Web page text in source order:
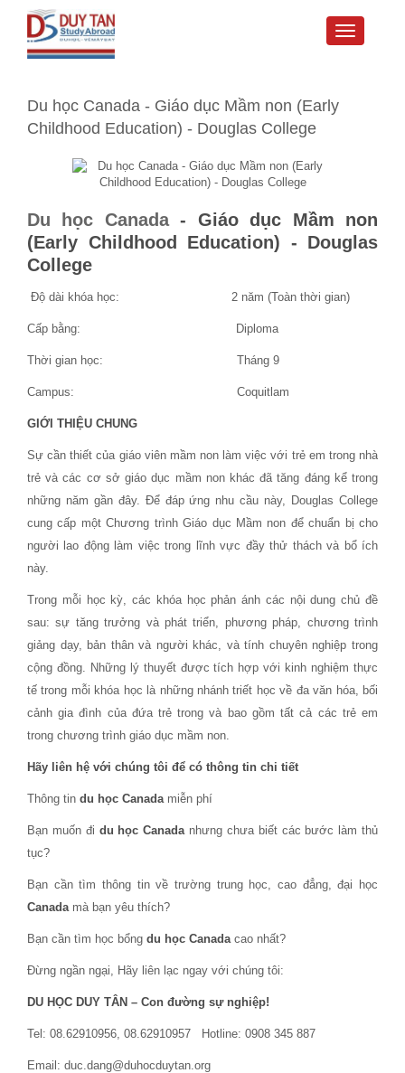
Toggle
Du học Canada - Giáo dục Mầm non (Early
Childhood Education) - Douglas College
Du học Canada- Giáo dục Mầm non
(Early Childhood Education) - Douglas
College
Độ dài khóa học: 2 năm (Toàn thời gian)
Cấp bằng: Diploma
Thời gian học: Tháng 9
Campus: Coquitlam
GIỚI THIỆU CHUNG
Sự cần thiết của giáo viên mầm non làm việc với trẻ em trong nhà
trẻ và các cơ sở giáo dục mầm non khác đã tăng đáng kể trong
những năm gần đây. Để đáp ứng nhu cầu này, Douglas College
cung cấp một Chương trình Giáo dục Mầm non để chuẩn bị cho
người lao động làm việc trong lĩnh vực đầy thử thách và bổ ích
này.
Trong mỗi học kỳ, các khóa học phản ánh các nội dung chủ đề
sau: sự tăng trưởng và phát triển, phương pháp, chương trình
giảng dạy, bản thân và người khác, và tính chuyên nghiệp trong
cộng đồng. Những lý thuyết được tích hợp với kinh nghiệm thực
tế trong mỗi khóa học là những nhánh triết học về đa văn hóa, bối
cảnh gia đình của đứa trẻ trong và bao gồm tất cả các trẻ em
trong chương trình giáo dục mầm non.
Hãy liên hệ với chúng tôi để có thông tin chi tiết
Thông tin du học Canada miễn phí
Bạn muốn đi du học Canada nhưng chưa biết các bước làm thủ
tục?
Bạn cần tìm thông tin về trường trung học, cao đẳng, đại học
Canada mà bạn yêu thích?
Bạn cần tìm học bổng du học Canada cao nhất?
Đừng ngần ngại, Hãy liên lạc ngay với chúng tôi:
DU HỌC DUY TÂN – Con đường sự nghiệp!
Tel: 08.62910956, 08.62910957 Hotline: 0908 345 887
Email: duc.dang@duhocduytan.org